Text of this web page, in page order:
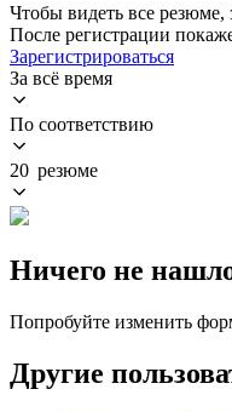
Чтобы видеть все резюме,
После регистрации
Зарегистрироваться
За всё время
По соответствию
20 резюме
Ничего не
Попробуйте изменить
Другие